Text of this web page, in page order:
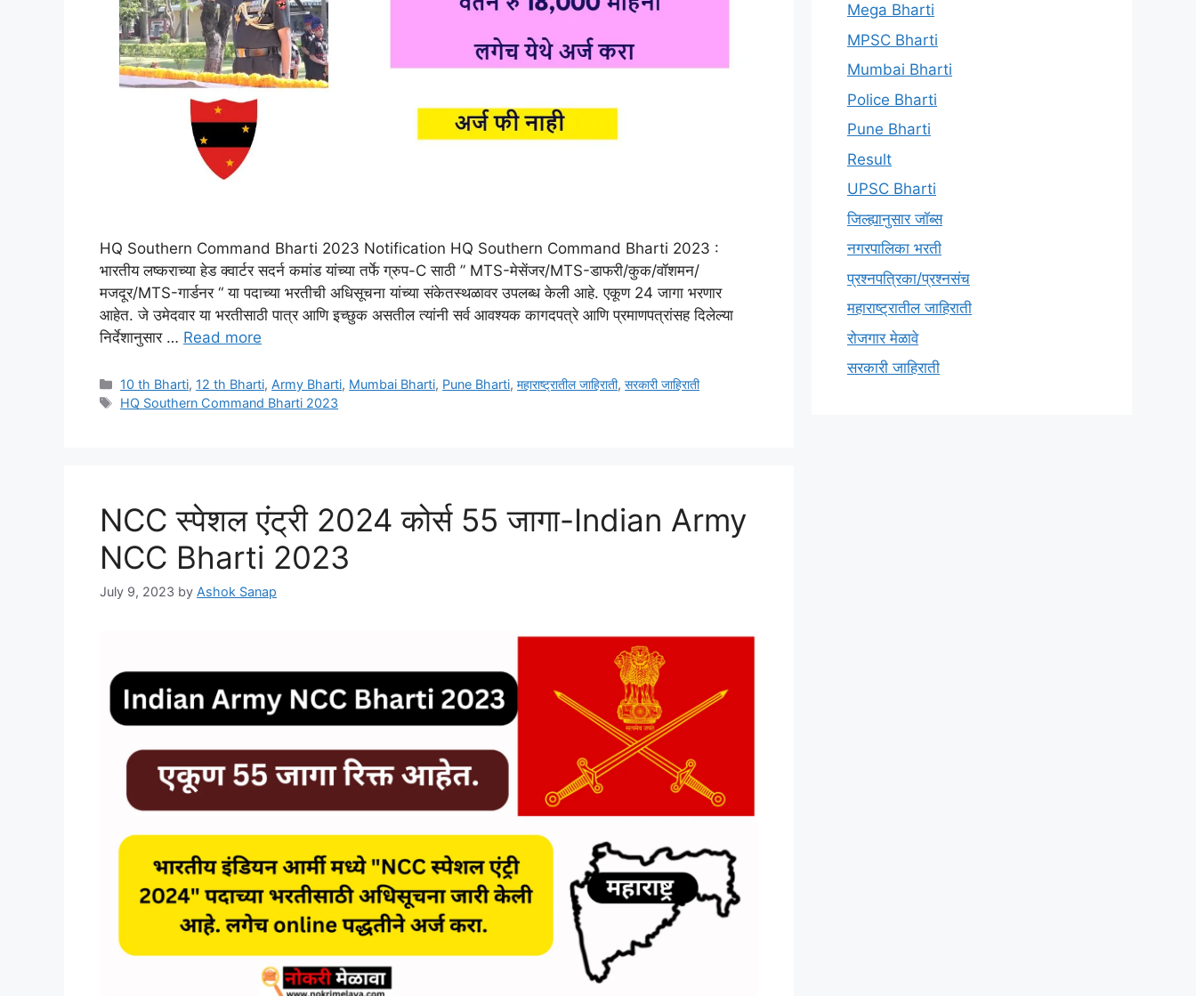
HQ Southern Command Bharti 2023 Notification HQ Southern Command Bharti 2023 :
भारतीय लष्कराच्या हेड क्वार्टर सदर्न कमांड यांच्या तर्फे ग्रुप-C साठी ” MTS-मेसेंजर/MTS-डाफरी/कुक/वॉशमन/
मजदूर/MTS-गार्डनर “ या पदाच्या भरतीची अधिसूचना यांच्या संकेतस्थळावर उपलब्ध केली आहे. एकूण 24 जागा भरणार
आहेत. जे उमेदवार या भरतीसाठी पात्र आणि इच्छुक असतील त्यांनी सर्व आवश्यक कागदपत्रे आणि प्रमाणपत्रांसह दिलेल्या
निर्देशानुसार … Read more
Categories
10 th Bharti, 12 th Bharti, Army Bharti, Mumbai Bharti, Pune Bharti,महाराष्ट्रातील जाहिराती,सरकारी जाहिराती
Tags
HQ Southern Command Bharti 2023
NCC स्पेशल एंट्री 2024 कोर्स 55 जागा-Indian Army
NCC Bharti 2023
July 9, 2023 by Ashok Sanap
Mega Bharti
MPSC Bharti
Mumbai Bharti
Police Bharti
Pune Bharti
Result
UPSC Bharti
जिल्ह्यानुसार जॉब्स
नगरपालिका भरती
प्रश्नपत्रिका/प्रश्नसंच
महाराष्ट्रातील जाहिराती
रोजगार मेळावे
सरकारी जाहिराती